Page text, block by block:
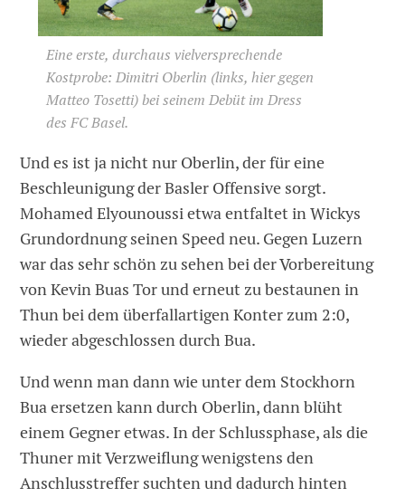
Eine erste, durchaus vielversprechende
Kostprobe: Dimitri Oberlin (links, hier gegen
Matteo Tosetti) bei seinem Debüt im Dress
des FC Basel.
Und es ist ja nicht nur Oberlin, der für eine
Beschleunigung der Basler Offensive sorgt.
Mohamed Elyounoussi etwa entfaltet in Wickys
Grundordnung seinen Speed neu. Gegen Luzern
war das sehr schön zu sehen bei der Vorbereitung
von Kevin Buas Tor und erneut zu bestaunen in
Thun bei dem überfallartigen Konter zum 2:0,
wieder abgeschlossen durch Bua.
Und wenn man dann wie unter dem Stockhorn
Bua ersetzen kann durch Oberlin, dann blüht
einem Gegner etwas. In der Schlussphase, als die
Thuner mit Verzweiflung wenigstens den
Anschlusstreffer suchten und dadurch hinten